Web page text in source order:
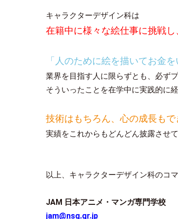
キャラクターデザイン科は
在籍中に様々な絵仕事に挑戦し
「人のために絵を描いてお金を
業界を目指す人に限らずとも、必ず
そういったことを在学中に実践的に
技術はもちろん、心の成長も
実績をこれからもどんどん披露させて
以上、キャラクターデザイン科のコマ
JAM 日本アニメ・マンガ専門学校
jam@nsg.gr.jp